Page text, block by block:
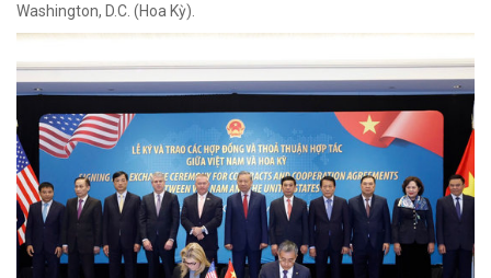
Washington, D.C. (Hoa Kỳ).